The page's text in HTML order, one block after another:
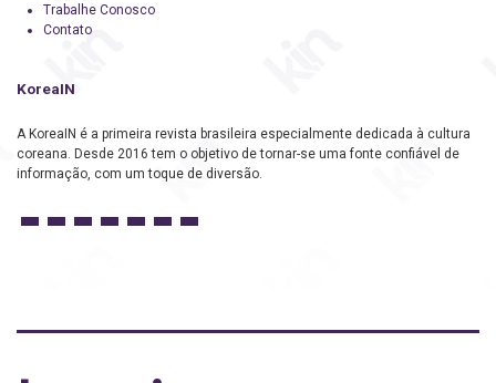
Trabalhe Conosco
Contato
KoreaIN
A KoreaIN é a primeira revista brasileira especialmente dedicada à cultura
coreana. Desde 2016 tem o objetivo de tornar-se uma fonte confiável de
informação, com um toque de diversão.